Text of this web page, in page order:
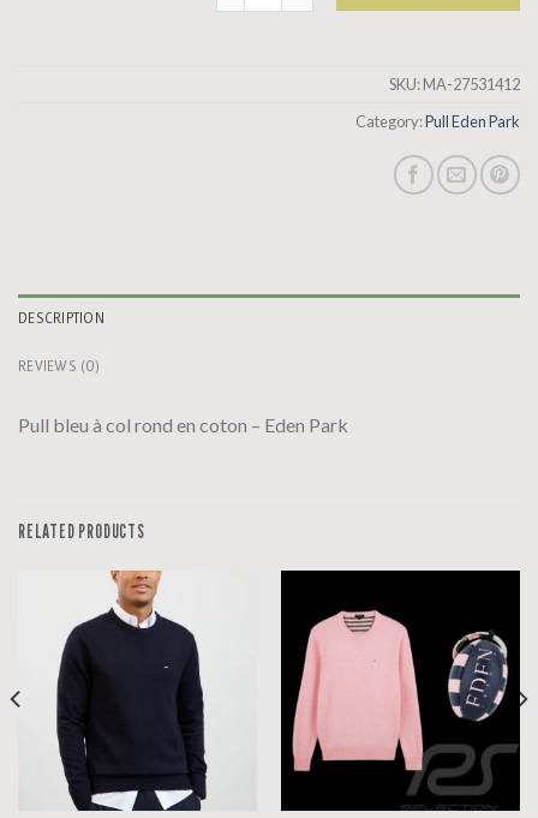
SKU:MA-27531412
Category:Pull Eden Park
DESCRIPTION
REVIEWS (0)
Pull bleu à col rond en coton – Eden Park
RELATED PRODUCTS